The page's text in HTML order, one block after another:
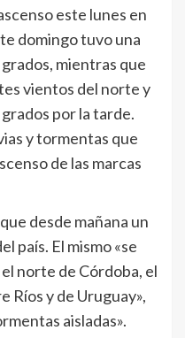
este lunes en
domingo tuvo una
mientras que
vientos del norte y
por la tarde.
y tormentas que
de las marcas
desde mañana un
país. El mismo «se
norte de Córdoba, el
Ríos y de Uruguay»,
aisladas».